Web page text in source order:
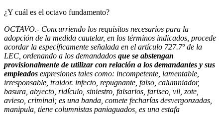
¿Y cuál es el octavo fundamento?
OCTAVO.- Concurriendo los requisitos necesarios para la
adopción de la medida cautelar, en los términos indicados, procede
acordar la específicamente señalada en el artículo 727.7º de la
LEC, ordenando a los demandados que se abstengan
provisionalmente de utilizar con relación a los demandantes y sus
empleados expresiones tales como: incompetente, lamentable,
irresponsable, traidor. infecto, repugnante, falso, calumniador,
basura, abyecto, ridículo, siniestro, falsarios, fariseo, vil, zote,
avieso, criminal; es una banda, comete fecharías desvergonzadas,
manipula, tiene columnistas paniaguados, es una estafa